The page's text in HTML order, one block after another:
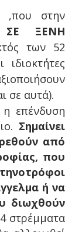
,που στην
ΣΕ ΞΕΝΗ
των 52
σε αυτά).
η επένδυση
Σημαίνει
από
που
ή να
διωχθούν
στρέμματα